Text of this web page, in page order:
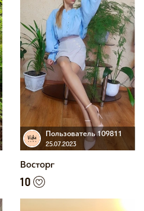
Пользователь 109811
25.07.2023
Восторг
10